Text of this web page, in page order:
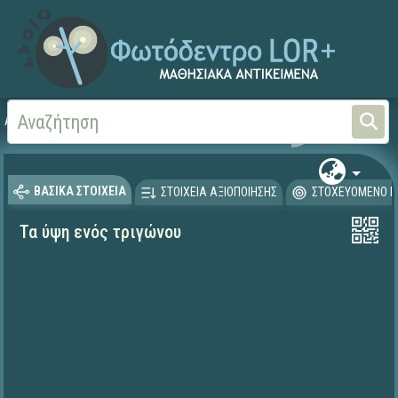
Αρχική ΕΡΓΑ ΙΤΥΕ 1996-2008
ΒΑΣΙΚΑ ΣΤΟΙΧΕΙΑ ΣΤΟΙΧΕΙΑ ΑΞΙΟΠΟΙΗΣΗΣ ΣΤΟΧΕΥΟΜΕΝΟ
Τα ύψη ενός τριγώνου